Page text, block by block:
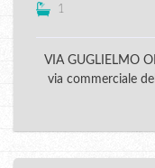
1
VIA GUGLIELMO
via commerciale